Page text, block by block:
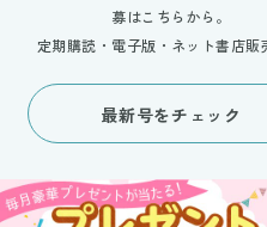
募はこちらから。
定期購読・電子版・ネット書店販
最新号をチェック